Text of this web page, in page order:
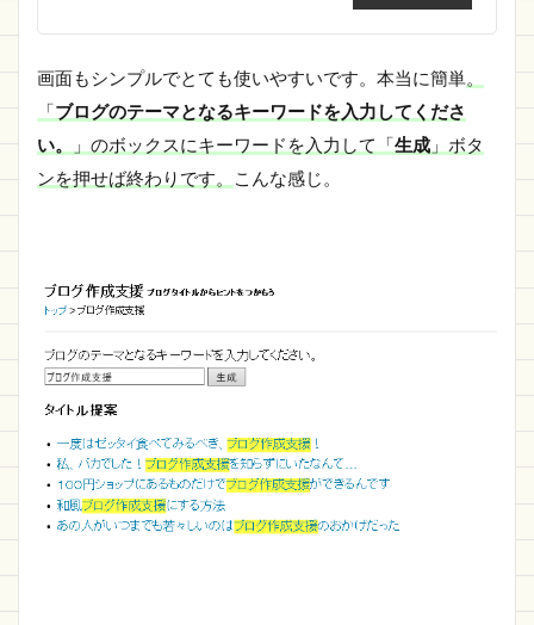
画面もシンプルでとても使いやすいです。本当に簡単
「ブログのテーマとなるキーワードを入力してくださ
い。
」のボックスにキーワードを入力して「生成 」ボタ
ンを押せば終わりです。
こんな感じ。